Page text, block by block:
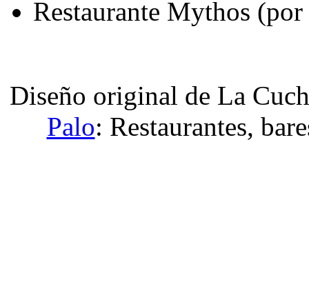
Restaurante Mythos (por
Diseño original de La
Palo: Restaurantes,